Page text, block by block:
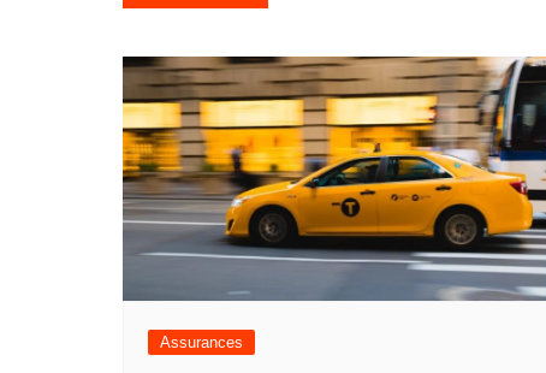
de
l’article
Assurances